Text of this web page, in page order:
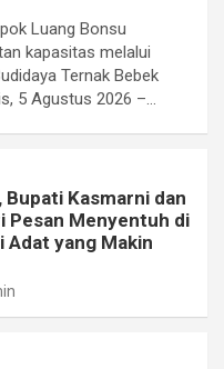
Luang Bonsu
kapasitas melalui
Ternak Bebek
5 Agustus 2026 –…
Bupati Kasmarni dan
Pesan Menyentuh di
Adat yang Makin